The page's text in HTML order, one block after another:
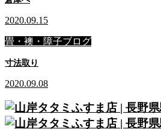
2020.09.15
畳・襖・障子ブログ
寸法取り
2020.09.08